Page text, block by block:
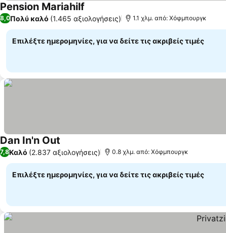
Pension Mariahilf
8,0Πολύ καλό (1.465 αξιολογήσεις) 1.1 χλμ. από: Χόφμπουργκ
Επιλέξτε ημερομηνίες, για να δείτε τις ακριβείς τιμές
Dan In'n Out
7,8Καλό (2.837 αξιολογήσεις) 0.8 χλμ. από: Χόφμπουργκ
Επιλέξτε ημερομηνίες, για να δείτε τις ακριβείς τιμές